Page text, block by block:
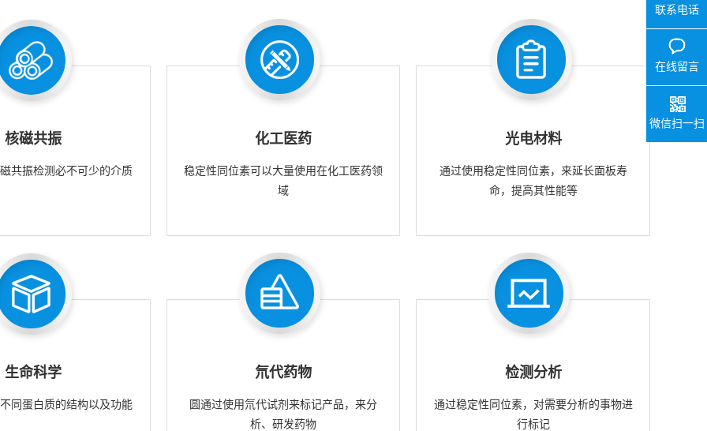
核磁共振
共振检测必不可少的介质
化工医药
稳定性同位素可以大量使用在化工医药领
域
光电材料
通过使用稳定性同位素，来延长面板寿
命，提高其性能等
生命科学
同蛋白质的结构以及功能
氘代药物
圆通过使用氘代试剂来标记产品，来分
析、研发药物
检测分析
通过稳定性同位素，对需要分析的事物进
行标记
联系电话
在线留言
微信扫一扫